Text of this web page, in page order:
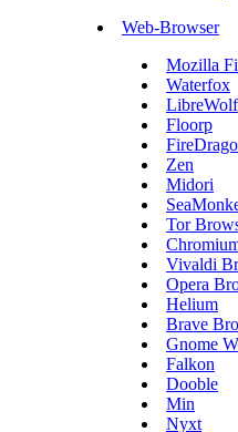
Web-Browser
Mozilla
Waterfox
LibreWolf
Floorp
Zen
Midori
Tor
Vivaldi
Opera
Helium
Brave
Gnome
Falkon
Dooble
Min
Nyxt